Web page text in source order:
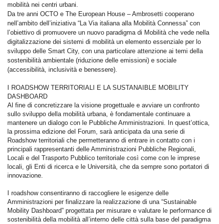
mobilità nei centri urbani.
Da tre anni OCTO e The European House – Ambrosetti cooperano
nell’ambito dell’iniziativa “La Via italiana alla Mobilità Connessa” con
l’obiettivo di promuovere un nuovo paradigma di Mobilità che vede nella
digitalizzazione dei sistemi di mobilità un elemento essenziale per lo
sviluppo delle Smart City, con una particolare attenzione ai temi della
sostenibilità ambientale (riduzione delle emissioni) e sociale
(accessibilità, inclusività e benessere).
I ROADSHOW TERRITORIALI E LA SUSTANAIBLE MOBILITY
DASHBOARD
Al fine di concretizzare la visione progettuale e avviare un confronto
sullo sviluppo della mobilità urbana, è fondamentale continuare a
mantenere un dialogo con le Pubbliche Amministrazioni. In quest’ottica,
la prossima edizione del Forum, sarà anticipata da una serie di
Roadshow territoriali che permetteranno di entrare in contatto con i
principali rappresentanti delle Amministrazioni Pubbliche Regionali,
Locali e del Trasporto Pubblico territoriale così come con le imprese
locali, gli Enti di ricerca e le Università, che da sempre sono portatori di
innovazione.
I roadshow consentiranno di raccogliere le esigenze delle
Amministrazioni per finalizzare la realizzazione di una “Sustainable
Mobility Dashboard” progettata per misurare e valutare le performance di
sostenibilità della mobilità all’interno delle città sulla base del paradigma